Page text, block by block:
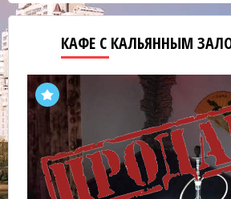
КАФЕ С КАЛЬЯННЫМ